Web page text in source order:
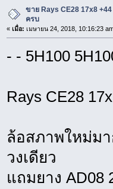
ขาย Rays CE28 17x8
ครบ
« เมื่อ: เมษายน 24, 2018, 10:16:23
- - 5H100
Rays CE28
ล้อสภาพใหม่ม
วงเดียว
แถมยาง AD08